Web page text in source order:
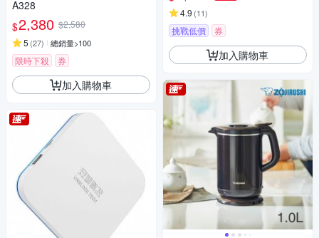
A328
$2,380 $2,580
5 (27) 總銷量>100
限時下殺 券
加入購物車
4.9 (11)
挑戰低價 券
加入購物車